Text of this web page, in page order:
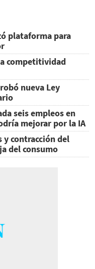
plataforma para
competitividad
nueva Ley
seis empleos en
mejorar por la IA
y contracción del
del consumo